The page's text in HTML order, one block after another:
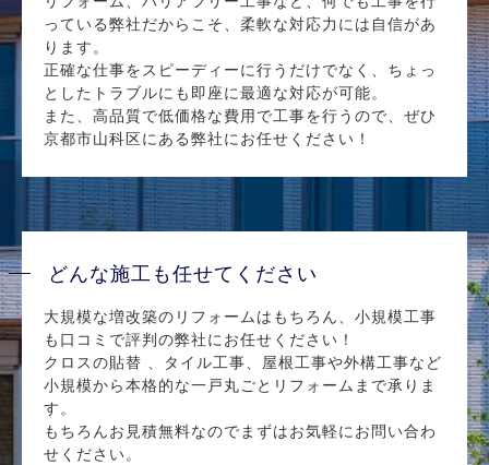
っている弊社だからこそ、柔軟な対応力には自信があ
ります。
正確な仕事をスピーディーに行うだけでなく、ちょっ
としたトラブルにも即座に最適な対応が可能。
また、高品質で低価格な費用で工事を行うので、ぜひ
京都市山科区にある弊社にお任せください！
どんな施工も任せてください
大規模な増改築のリフォームはもちろん、小規模工事
も口コミで評判の弊社にお任せください！
クロスの貼替 、タイル工事、屋根工事や外構工事など
小規模から本格的な一戸丸ごとリフォームまで承りま
す。
もちろんお見積無料なのでまずはお気軽にお問い合わ
せください。